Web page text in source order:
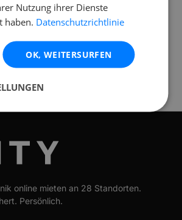
folgendenStandorten
online mieten an 28 Standorten.
Persönlich.
Nutzung ihrer Dienste
haben. Datenschutzrichtlinie
OK, WEITERSURFEN